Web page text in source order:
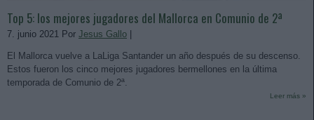
Top 5: los mejores jugadores del Mallorca en Comunio de 2ª
7. junio 2021 Por Jesus Gallo
El Mallorca vuelve a LaLiga Santander un año después de su descenso.
Estos fueron los cinco mejores jugadores bermellones en la última
temporada de Comunio de 2ª.
Leer más »